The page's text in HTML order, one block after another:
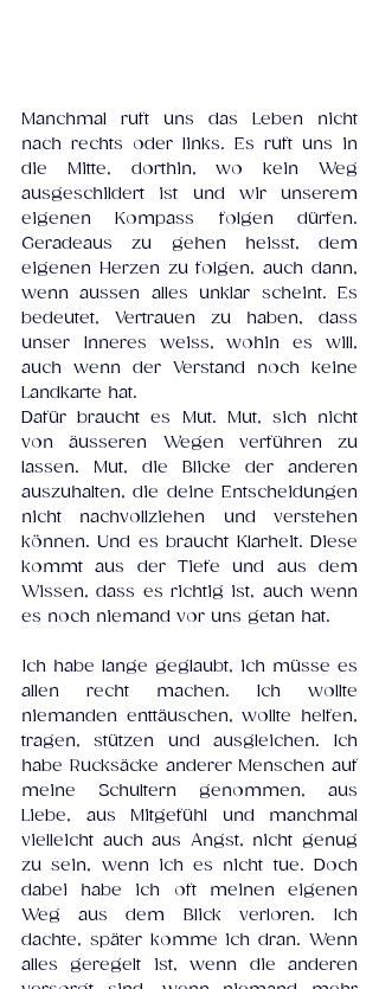
Manchmal ruft uns das Leben nicht
nach rechts oder links. Es ruft uns in
die Mitte, dorthin, wo kein Weg
ausgeschildert ist und wir unserem
eigenen Kompass folgen dürfen.
Geradeaus zu gehen heisst, dem
eigenen Herzen zu folgen, auch dann,
wenn aussen alles unklar scheint. Es
bedeutet, Vertrauen zu haben, dass
unser Inneres weiss, wohin es will,
auch wenn der Verstand noch keine
Landkarte hat.
Dafür braucht es Mut. Mut, sich nicht
von äusseren Wegen verführen zu
lassen. Mut, die Blicke der anderen
auszuhalten, die deine Entscheidungen
nicht nachvollziehen und verstehen
können. Und es braucht Klarheit. Diese
kommt aus der Tiefe und aus dem
Wissen, dass es richtig ist, auch wenn
es noch niemand vor uns getan hat.
Ich habe lange geglaubt, ich müsse es
allen recht machen. Ich wollte
niemanden enttäuschen, wollte helfen,
tragen, stützen und ausgleichen. Ich
habe Rucksäcke anderer Menschen auf
meine Schultern genommen, aus
Liebe, aus Mitgefühl und manchmal
vielleicht auch aus Angst, nicht genug
zu sein, wenn ich es nicht tue. Doch
dabei habe ich oft meinen eigenen
Weg aus dem Blick verloren. Ich
dachte, später komme ich dran. Wenn
alles geregelt ist, wenn die anderen